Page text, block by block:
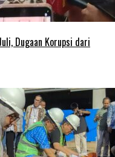
Dugaan Korupsi dari